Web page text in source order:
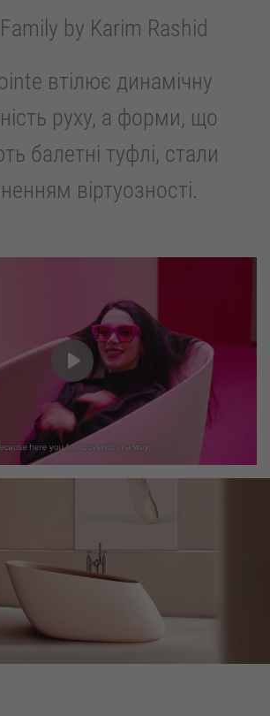
by Karim Rashid
втілює динамічну
руху, а форми, що
балетні туфлі, стали
віртуозності.
Play